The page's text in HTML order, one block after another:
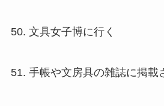
50. 文具女子博に行く
51. 手帳や文房具の雑誌に掲載